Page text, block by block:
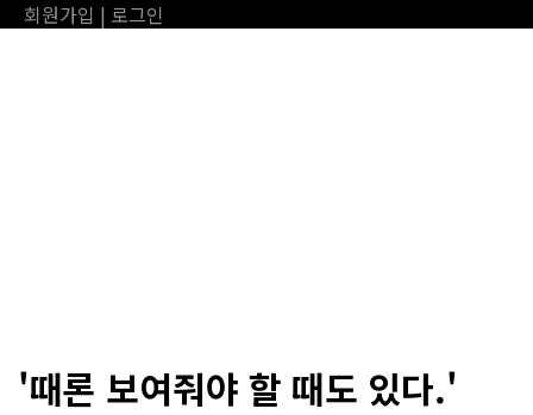
회원가입 | 로그인
'때론 보여줘야 할 때도 있다.'